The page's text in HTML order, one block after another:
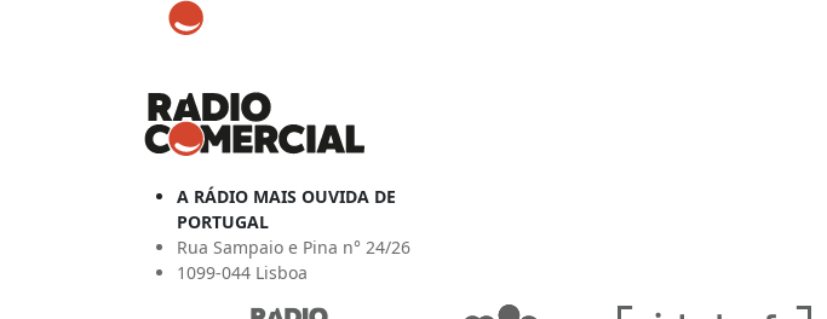
A RÁDIO MAIS OUVIDA DE
PORTUGAL
Rua Sampaio e Pina n° 24/26
1099-044 Lisboa